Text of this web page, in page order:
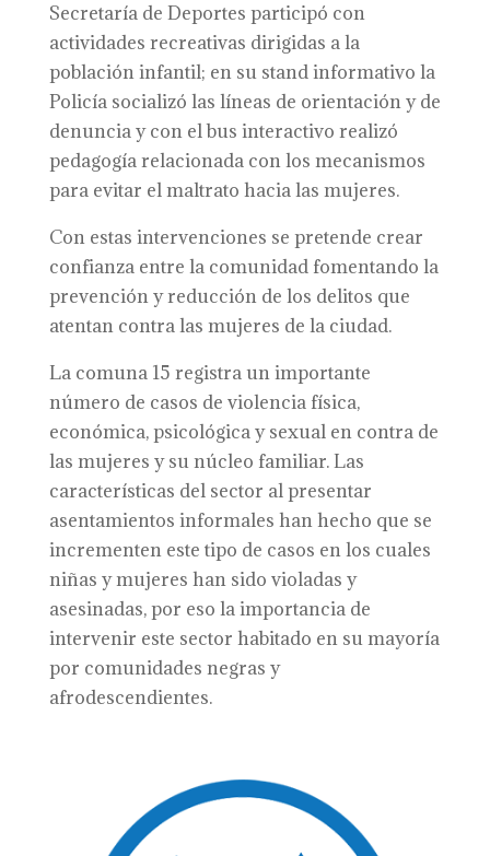
Secretaría de Deportes participó con
actividades recreativas dirigidas a la
población infantil; en su stand informativo la
Policía socializó las líneas de orientación y de
denuncia y con el bus interactivo realizó
pedagogía relacionada con los mecanismos
para evitar el maltrato hacia las mujeres.
Con estas intervenciones se pretende crear
confianza entre la comunidad fomentando la
prevención y reducción de los delitos que
atentan contra las mujeres de la ciudad.
La comuna 15 registra un importante
número de casos de violencia física,
económica, psicológica y sexual en contra de
las mujeres y su núcleo familiar. Las
características del sector al presentar
asentamientos informales han hecho que se
incrementen este tipo de casos en los cuales
niñas y mujeres han sido violadas y
asesinadas, por eso la importancia de
intervenir este sector habitado en su mayoría
por comunidades negras y
afrodescendientes.